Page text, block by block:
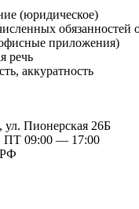
(юридическое)
обязанностей
приложения)
речь
аккуратность
ул. Пионерская 26Б
ПТ 09:00 — 17:00
РФ